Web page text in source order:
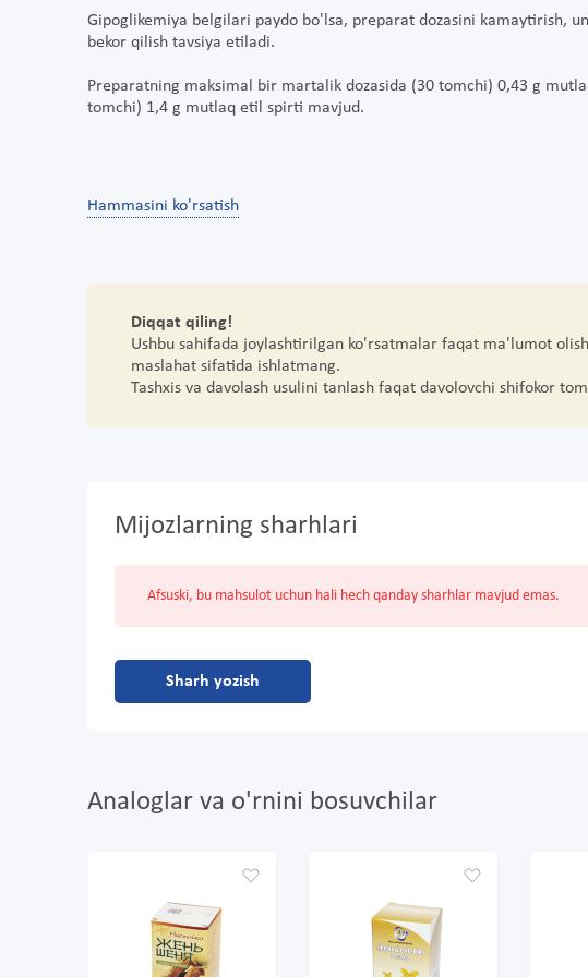
Gipoglikemiya belgilari paydo bo'lsa, preparat dozasini kamaytirish,
bekor qilish tavsiya etiladi.
Preparatning maksimal bir martalik dozasida (30 tomchi) 0,43 g
tomchi) 1,4 g mutlaq etil spirti mavjud.
Hammasini ko'rsatish
Diqqat qiling!
Ushbu sahifada joylashtirilgan ko'rsatmalar faqat ma'lumot
maslahat sifatida ishlatmang.
Tashxis va davolash usulini tanlash faqat davolovchi shifokor
Mijozlarning sharhlari
Afsuski, bu mahsulot uchun hali hech qanday sharhlar mavjud emas.
Sharh yozish
Analoglar va o'rnini bosuvchilar